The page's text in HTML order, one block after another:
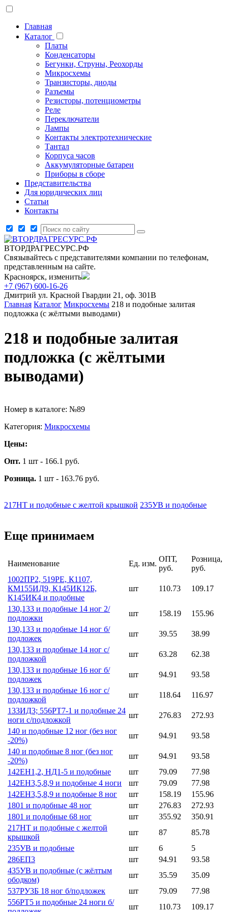
Главная
Каталог
Платы
Конденсаторы
Бегунки, Струны, Реохорды
Микросхемы
Транзисторы, диоды
Разъемы
Резисторы, потенциометры
Реле
Переключатели
Лампы
Контакты электротехнические
Тантал
Корпуса часов
Аккумуляторные батареи
Приборы в сборе
Представительства
Для юридических лиц
Статьи
Контакты
ВТОРДРАГРЕСУРС.РФ
Связывайтесь с представителями компании по телефонам,
представленным на сайте.
Красноярск, изменить
+7 (967) 600-16-26
Дмитрий ул. Красной Гвардии 21, оф. 301В
Главная Каталог Микросхемы 218 и подобные залитая
подложка (с жёлтыми выводами)
218 и подобные залитая
подложка (с жёлтыми
выводами)
Номер в каталоге: №89
Категория: Микросхемы
Цены:
Опт. 1 шт - 166.1 руб.
Розница. 1 шт - 163.76 руб.
217НТ и подобные с желтой крышкой 235УВ и подобные
Еще принимаем
Наименование Ед. изм.
ОПТ,
руб.
Розница,
руб.
1002ПР2, 519РЕ, К1107,
КМ155ИД9, К145ИК12Б,
К145ИК4 и подобные
шт 110.73 109.17
130,133 и подобные 14 ног 2/
подложки
шт 158.19
155.96
130,133 и подобные 14 ног б/
подложек
шт 39.55
38.99
130,133 и подобные 14 ног с/
подложкой
шт 63.28
62.38
130,133 и подобные 16 ног б/
подложек
шт 94.91
93.58
130,133 и подобные 16 ног с/
подложкой
шт 118.64
116.97
133ИД3; 556РТ7-1 и подобные 24
ноги с/подложкой
шт 276.83
272.93
140 и подобные 12 ног (без ног
-20%)
шт 94.91
93.58
140 и подобные 8 ног (без ног
-20%)
шт 94.91
93.58
142ЕН1,2, НД1-5 и подобные
шт 79.09
77.98
142ЕН3,5,8,9 и подобные 4 ноги
шт 79.09
77.98
142ЕН3,5,8,9 и подобные 8 ног
шт 158.19
155.96
1801 и подобные 48 ног
шт 276.83
272.93
1801 и подобные 68 ног
шт 355.92
350.91
217НТ и подобные с желтой
крышкой
шт 87
85.78
235УВ и подобные
шт 6
5
286ЕП3
шт 94.91
93.58
435УВ и подобные (с жёлтым
ободком)
шт 35.59
35.09
537РУ3Б 18 ног б/подложек
шт 79.09
77.98
556РТ5 и подобные 24 ноги б/
шт 110.73
109.17